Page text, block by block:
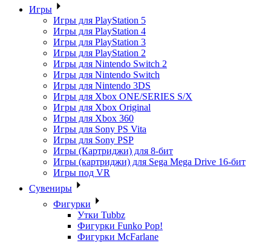
Игры
Игры для PlayStation 5
Игры для PlayStation 4
Игры для PlayStation 3
Игры для PlayStation 2
Игры для Nintendo Switch 2
Игры для Nintendo Switch
Игры для Nintendo 3DS
Игры для Xbox ONE/SERIES S/X
Игры для Xbox Original
Игры для Xbox 360
Игры для Sony PS Vita
Игры для Sony PSP
Игры (Картриджи) для 8-бит
Игры (картриджи) для Sega Mega Drive 16-бит
Игры под VR
Сувениры
Фигурки
Утки Tubbz
Фигурки Funko Pop!
Фигурки McFarlane